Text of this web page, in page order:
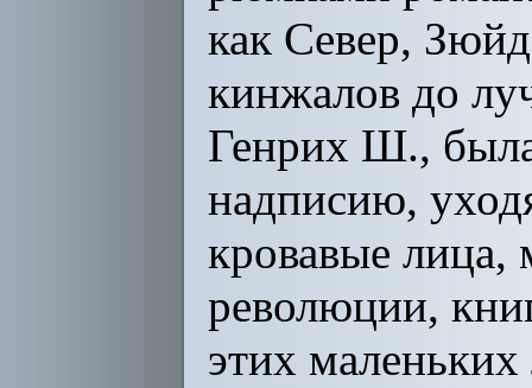
как Север,
кинжалов до
Генрих Ш.,
надписию,
кровавые
революции,
этих